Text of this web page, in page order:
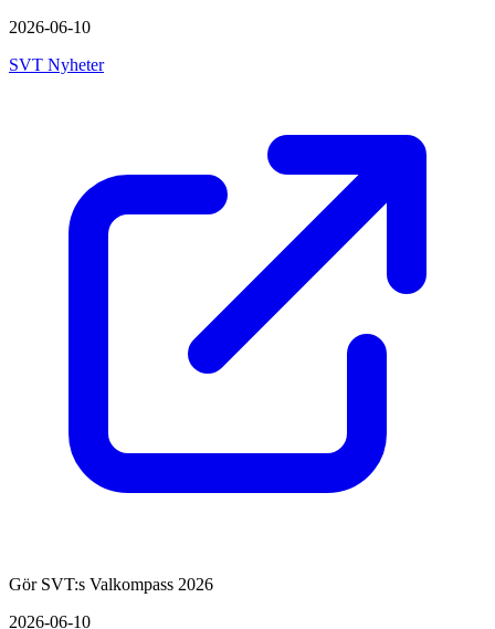
2026-06-10
SVT Nyheter
Gör SVT:s Valkompass 2026
2026-06-10